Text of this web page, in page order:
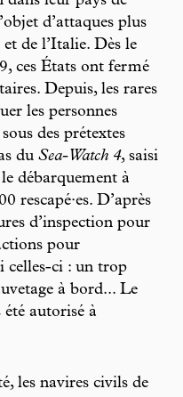
d’attaques plus
de l’Italie. Dès le
ces États ont fermé
Depuis, les rares
les personnes
des prétextes
du Sea-Watch 4, saisi
débarquement à
rescapé·es. D’après
d’inspection pour
pour
celles-ci : un trop
à bord... Le
été autorisé à
les navires civils de